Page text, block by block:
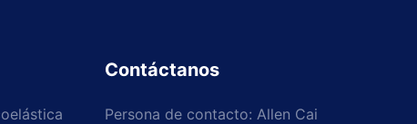
Contáctanos
Persona de contacto: Allen Cai